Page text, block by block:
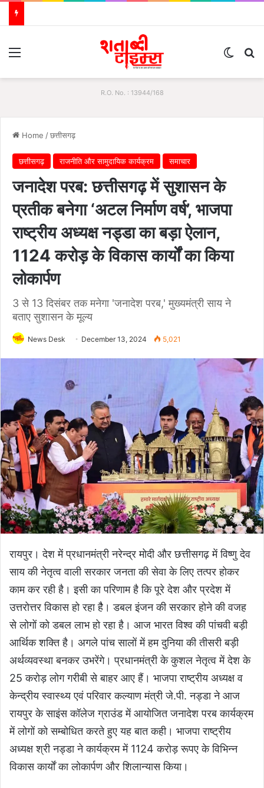
R.O. No. : 13944/168
Home /छत्तीसगढ़
छत्तीसगढ़ राजनीति और सामुदायिक कार्यक्रम समाचार
जनादेश परब: छत्तीसगढ़ में सुशासन के
प्रतीक बनेगा ‘अटल निर्माण वर्ष’, भाजपा
राष्ट्रीय अध्यक्ष नड्डा का बड़ा ऐलान,
1124 करोड़ के विकास कार्यों का किया
लोकार्पण
3 से 13 दिसंबर तक मनेगा 'जनादेश परब,' मुख्यमंत्री साय ने
बताए सुशासन के मूल्य
News Desk December 13, 2024 5,021
रायपुर। देश में प्रधानमंत्री नरेन्द्र मोदी और छत्तीसगढ़ में विष्णु देव
साय की नेतृत्व वाली सरकार जनता की सेवा के लिए तत्पर होकर
काम कर रही है। इसी का परिणाम है कि पूरे देश और प्रदेश में
उत्तरोत्तर विकास हो रहा हैै। डबल इंजन की सरकार होने की वजह
से लोगों को डबल लाभ हो रहा है। आज भारत विश्व की पांचवी बड़ी
आर्थिक शक्ति है। अगले पांच सालों में हम दुनिया की तीसरी बड़ी
अर्थव्यवस्था बनकर उभरेंगे। प्रधानमंत्री के कुशल नेतृत्व में देश के
25 करोड़ लोग गरीबी से बाहर आए हैं। भाजपा राष्ट्रीय अध्यक्ष व
केन्द्रीय स्वास्थ्य एवं परिवार कल्याण मंत्री जे.पी. नड्डा ने आज
रायपुर के साइंस कॉलेज ग्राउंड में आयोजित जनादेश परब कार्यक्रम
में लोगों को सम्बोधित करते हुए यह बात कही। भाजपा राष्ट्रीय
अध्यक्ष श्री नड्डा ने कार्यक्रम में 1124 करोड़ रूपए के विभिन्न
विकास कार्याें का लोकार्पण और शिलान्यास किया।